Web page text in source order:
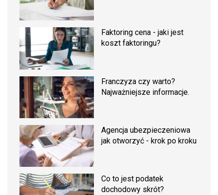
Faktoring cena - jaki jest
koszt faktoringu?
Franczyza czy warto?
Najważniejsze informacje.
Agencja ubezpieczeniowa
jak otworzyć - krok po kroku
Co to jest podatek
dochodowy skrót?